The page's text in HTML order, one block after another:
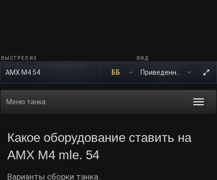
ВЫСТРЕЛ ИЗ
AMX M4 54 ББ
ВИД
Меню танка
Какое оборудование ставить на
AMX M4 mle. 54
Варианты сборки танка.